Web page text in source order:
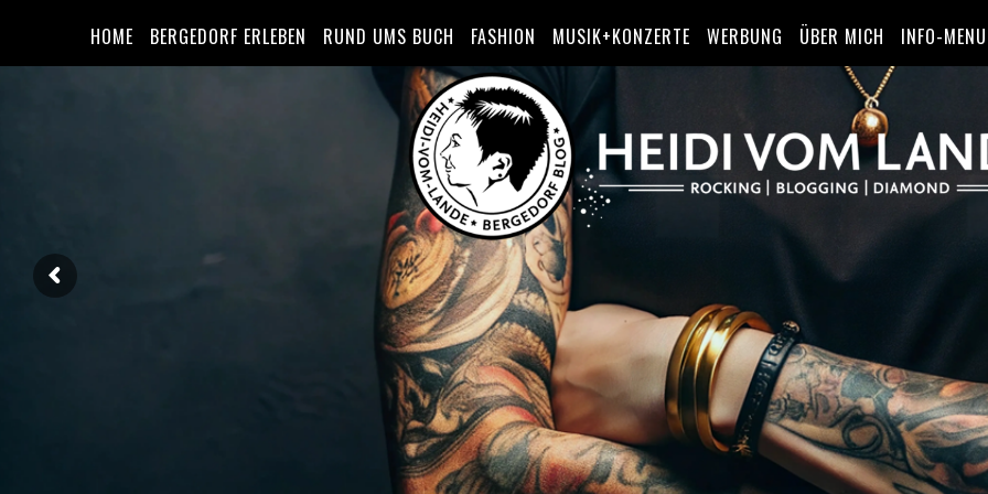
HOME BERGEDORF ERLEBEN RUND UMS BUCH FASHION MUSIK+KONZERTE WERBUNG ÜBER MICH INFO-